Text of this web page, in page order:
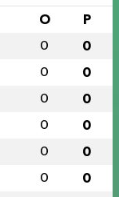
O P
0 0
0 0
0 0
0 0
0 0
0 0